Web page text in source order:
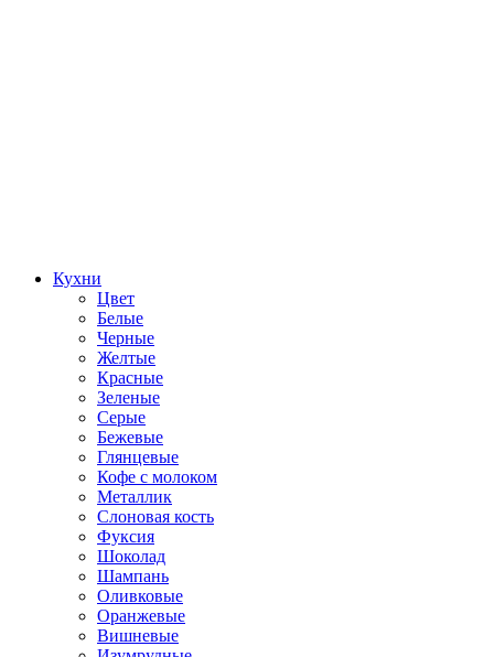
Кухни
Цвет
Белые
Черные
Желтые
Красные
Зеленые
Серые
Бежевые
Глянцевые
Кофе с молоком
Металлик
Слоновая кость
Фуксия
Шоколад
Шампань
Оливковые
Оранжевые
Вишневые